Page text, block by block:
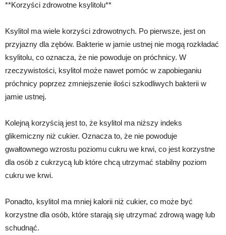
**Korzyści zdrowotne ksylitolu**
Ksylitol ma wiele korzyści zdrowotnych. Po pierwsze, jest on
przyjazny dla zębów. Bakterie w jamie ustnej nie mogą rozkładać
ksylitolu, co oznacza, że nie powoduje on próchnicy. W
rzeczywistości, ksylitol może nawet pomóc w zapobieganiu
próchnicy poprzez zmniejszenie ilości szkodliwych bakterii w
jamie ustnej.
Kolejną korzyścią jest to, że ksylitol ma niższy indeks
glikemiczny niż cukier. Oznacza to, że nie powoduje
gwałtownego wzrostu poziomu cukru we krwi, co jest korzystne
dla osób z cukrzycą lub które chcą utrzymać stabilny poziom
cukru we krwi.
Ponadto, ksylitol ma mniej kalorii niż cukier, co może być
korzystne dla osób, które starają się utrzymać zdrową wagę lub
schudnąć.